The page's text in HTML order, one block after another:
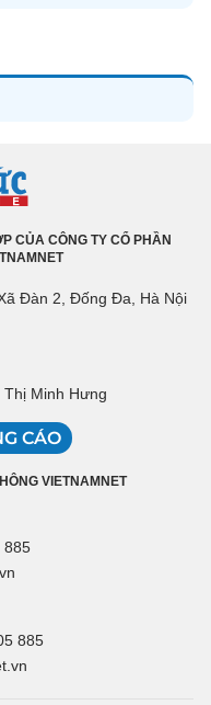
CỦA CÔNG TY CỔ PHẦN
Đàn 2, Đống Đa, Hà Nội
Minh Hưng
CÁO
VIETNAMNET
885
885